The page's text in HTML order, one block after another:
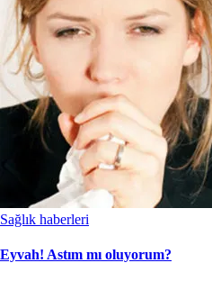
Sağlık haberleri
Eyvah! Astım mı oluyorum?